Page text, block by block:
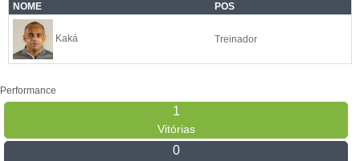
NOME POS
Kaká Treinador
Performance
1
Vitórias
0